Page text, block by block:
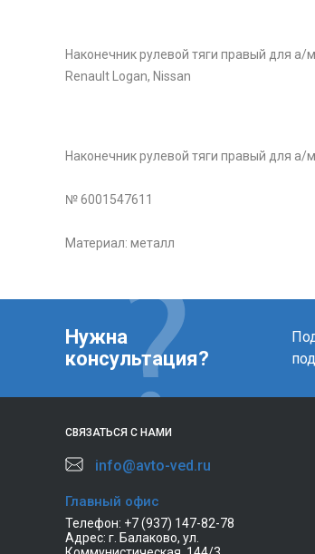
Наконечник рулевой тяги правый для а/
Renault Logan, Nissan
Наконечник рулевой тяги правый для а/
№ 6001547611
Материал: металл
Нужна
консультация?
СВЯЗАТЬСЯ С НАМИ
info@avto-ved.ru
Главный офис
Телефон: +7 (937) 147-82-78
Адрес: г. Балаково, ул.